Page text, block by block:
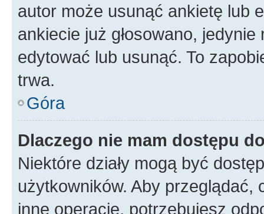
autor może usunąć ankietę lub
ankiecie już głosowano,
edytować lub usunąć. To
trwa.
Góra
Dlaczego nie mam dostępu
Niektóre działy mogą być
użytkowników. Aby
inne operacje, potrzebujesz